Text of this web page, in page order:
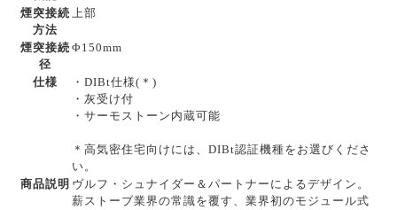
煙突接続
方法
上部
煙突接続
径
Φ150mm
仕様
・DIBt仕様(＊)
・灰受け付
・サーモストーン内蔵可能
＊高気密住宅向けには、DIBt認証機種をお選びくださ
い。
商品説明 ヴルフ・シュナイダー＆パートナーによるデザイン。
薪ストーブ業界の常識を覆す、業界初のモジュール式